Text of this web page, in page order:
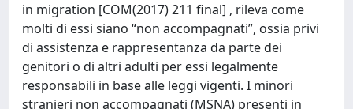
in migration [COM(2017) 211 final] , rileva come
molti di essi siano “non accompagnati”, ossia privi
di assistenza e rappresentanza da parte dei
genitori o di altri adulti per essi legalmente
responsabili in base alle leggi vigenti. I minori
stranieri non accompagnati (MSNA) presenti in